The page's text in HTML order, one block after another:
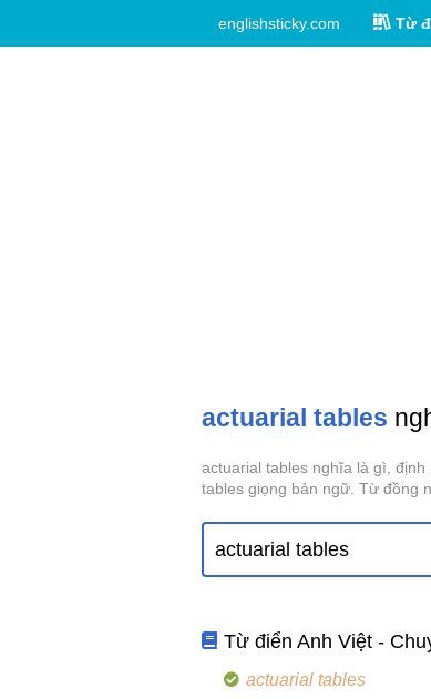
englishsticky.com Từ
actuarial tables
actuarial tables nghĩa là gì,
tables giọng bản ngữ. Từ đồng
Từ điển Anh Việt -
actuarial tables